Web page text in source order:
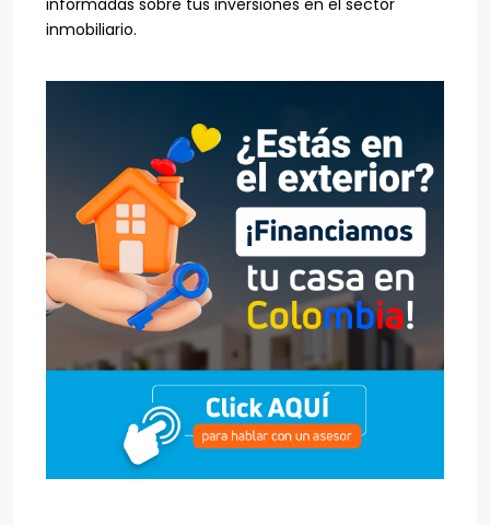
inmobiliario.